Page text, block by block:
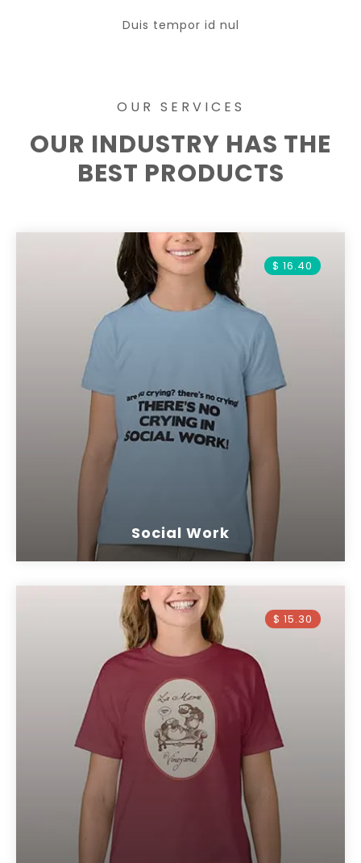
Duis tempor id nul
OUR SERVICES
OUR INDUSTRY HAS THE
BEST PRODUCTS
$ 16.40
Social Work
$ 15.30